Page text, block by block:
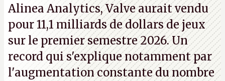
Alinea Analytics, Valve aurait vendu
pour 11,1 milliards de dollars de jeux
sur le premier semestre 2026. Un
record qui s'explique notamment par
l'augmentation constante du nombre